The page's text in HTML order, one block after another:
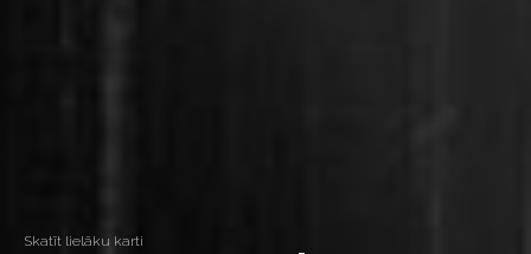
Skatīt lielāku karti